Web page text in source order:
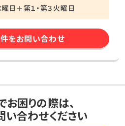
日＋第１・第３火曜日
をお問い合わせ
お困りの際は、
い合わせください